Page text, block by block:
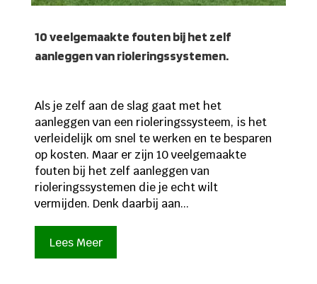
10 veelgemaakte fouten bij het zelf
aanleggen van rioleringssystemen.
Als je zelf aan de slag gaat met het
aanleggen van een rioleringssysteem, is het
verleidelijk om snel te werken en te besparen
op kosten. Maar er zijn 10 veelgemaakte
fouten bij het zelf aanleggen van
rioleringssystemen die je echt wilt
vermijden. Denk daarbij aan...
Lees Meer